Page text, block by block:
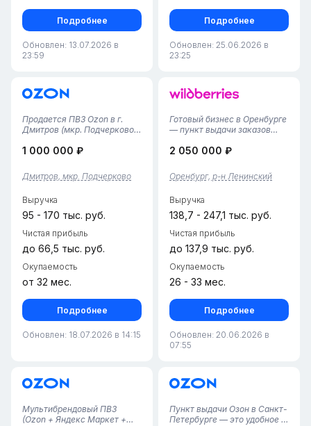
Подробнее
Обновлен: 13.07.2026 в
23:59
Подробнее
Обновлен: 25.06.2026 в
23:25
Продается ПВЗ Ozon в г.
Дмитров (мкр. Подчерково)•
Дмитров (развивающийся
расположение).• Площадь:
30 кв. м. (компактное
арендной платой)....
1 000 000 ₽
Дмитров, мкр. Подчерково
Выручка
95 - 170 тыс. руб.
Чистая прибыль
до 66,5 тыс. руб.
Окупаемость
от 32 мес.
Подробнее
Обновлен: 18.07.2026 в 14:15
Готовый бизнес в Оренбурге
— пункт выдачи заказов
полуторагодовой историей
полностью отлаженный
процесс: помещение
платформы, налажены все
би...
2 050 000 ₽
Оренбург, р-н Ленинский
Выручка
138,7 - 247,1 тыс. руб.
Чистая прибыль
до 137,9 тыс. руб.
Окупаемость
26 - 33 мес.
Подробнее
Обновлен: 20.06.2026 в
07:55
Мультибрендовый ПВЗ
(Ozon + Яндекс Маркет +
Пункт выдачи Озон в Санкт-
Петербурге — это удобное и